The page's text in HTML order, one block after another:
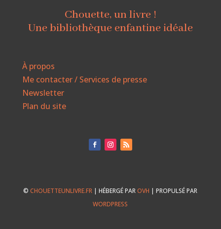
Chouette, un livre !
Une bibliothèque enfantine idéale
À propos
Me contacter / Services de presse
Newsletter
Plan du site
©CHOUETTEUNLIVRE.FR | HÉBERGÉ PAROVH | PROPULSÉ PAR
WORDPRESS